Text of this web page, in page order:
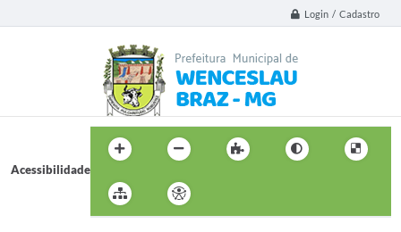
Login / Cadastro
Acessibilidade